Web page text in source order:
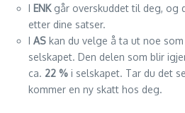
I ENKgår overskuddet til deg, og
etter dine satser.
I AS kan du velge å ta ut noe
selskapet. Den delen som blir
ca. 22 % i selskapet. Tar du det
kommer en ny skatt hos deg.